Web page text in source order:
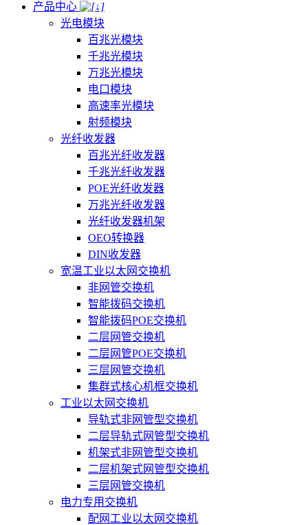
产品中心
光电模块
百兆光模块
千兆光模块
万兆光模块
电口模块
高速率光模块
射频模块
光纤收发器
百兆光纤收发器
千兆光纤收发器
POE光纤收发器
万兆光纤收发器
光纤收发器机架
OEO转换器
DIN收发器
宽温工业以太网交换机
非网管交换机
智能拨码交换机
智能拨码POE交换机
二层网管交换机
二层网管POE交换机
三层网管交换机
集群式核心机框交换机
工业以太网交换机
导轨式非网管型交换机
二层导轨式网管型交换机
机架式非网管型交换机
二层机架式网管型交换机
三层网管交换机
电力专用交换机
配网工业以太网交换机